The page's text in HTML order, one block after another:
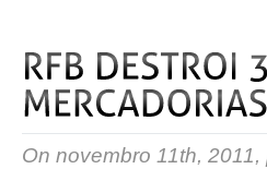
On novembro 11th, 2011,